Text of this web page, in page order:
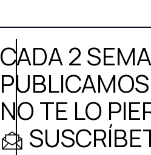
CADA 2
NO TE LO